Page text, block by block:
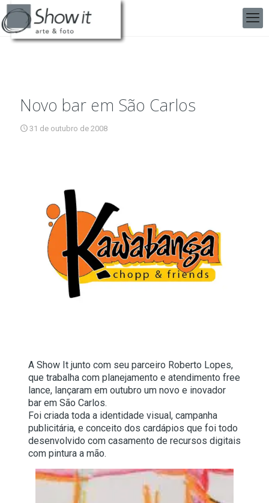
Novo bar em São Carlos
31 de outubro de 2008
A Show It junto com seu parceiro Roberto Lopes,
que trabalha com planejamento e atendimento free
lance, lançaram em outubro um novo e inovador
bar em São Carlos.
Foi criada toda a identidade visual, campanha
publicitária, e conceito dos cardápios que foi todo
desenvolvido com casamento de recursos digitais
com pintura a mão.